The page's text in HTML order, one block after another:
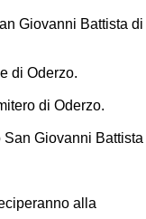
Giovanni Battista di
di Oderzo.
di Oderzo.
San Giovanni Battista
alla